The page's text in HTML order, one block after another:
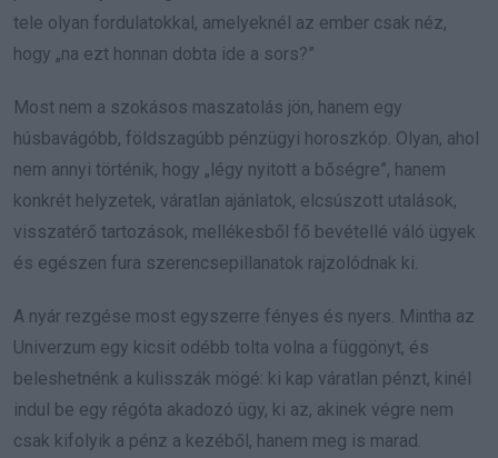
tele olyan fordulatokkal, amelyeknél az ember csak néz,
hogy „na ezt honnan dobta ide a sors?”
Most nem a szokásos maszatolás jön, hanem egy
húsbavágóbb, földszagúbb pénzügyi horoszkóp. Olyan, ahol
nem annyi történik, hogy „légy nyitott a bőségre”, hanem
konkrét helyzetek, váratlan ajánlatok, elcsúszott utalások,
visszatérő tartozások, mellékesből fő bevétellé váló ügyek
és egészen fura szerencsepillanatok rajzolódnak ki.
A nyár rezgése most egyszerre fényes és nyers. Mintha az
Univerzum egy kicsit odébb tolta volna a függönyt, és
beleshetnénk a kulisszák mögé: ki kap váratlan pénzt, kinél
indul be egy régóta akadozó ügy, ki az, akinek végre nem
csak kifolyik a pénz a kezéből, hanem meg is marad.